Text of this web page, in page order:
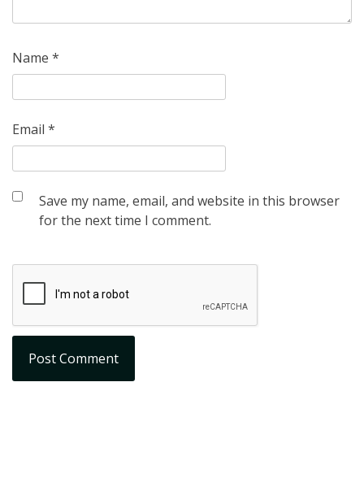
Name *
Email *
Save my name, email, and website in this browser
for the next time I comment.